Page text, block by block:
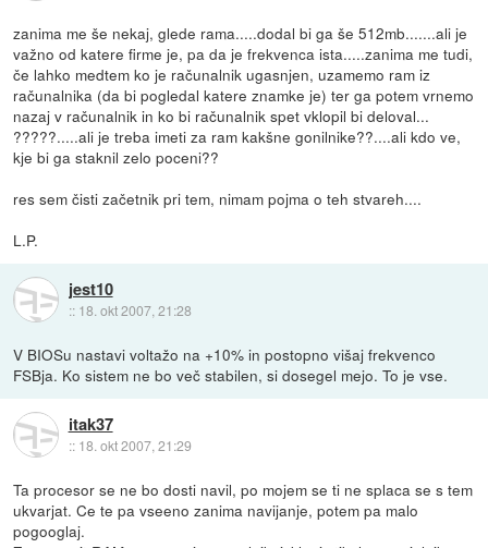
zanima me še nekaj, glede rama.....dodal bi ga še 512mb.......ali je
važno od katere firme je, pa da je frekvenca ista.....zanima me tudi,
če lahko medtem ko je računalnik ugasnjen, uzamemo ram iz
računalnika (da bi pogledal katere znamke je) ter ga potem vrnemo
nazaj v računalnik in ko bi računalnik spet vklopil bi deloval...
?????.....ali je treba imeti za ram kakšne gonilnike??....ali kdo ve,
kje bi ga staknil zelo poceni??
res sem čisti začetnik pri tem, nimam pojma o teh stvareh....
L.P.
jest10
:: 18. okt 2007, 21:28
V BIOSu nastavi voltažo na +10% in postopno višaj frekvenco
FSBja. Ko sistem ne bo več stabilen, si dosegel mejo. To je vse.
itak37
:: 18. okt 2007, 21:29
Ta procesor se ne bo dosti navil, po mojem se ti ne splaca se s tem
ukvarjat. Ce te pa vseeno zanima navijanje, potem pa malo
pogooglaj.